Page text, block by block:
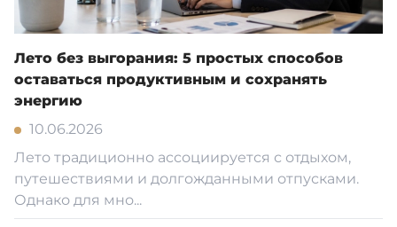
Лето без выгорания: 5 простых способов
оставаться продуктивным и сохранять
энергию
10.06.2026
Лето традиционно ассоциируется с отдыхом,
путешествиями и долгожданными отпусками.
Однако для мно...